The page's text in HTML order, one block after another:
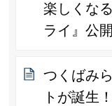
楽しくな
ライ』公開
つくばみ
トが誕生！